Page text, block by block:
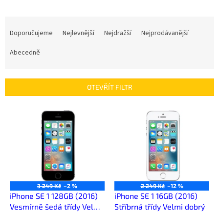
r
Doporučujeme Nejlevnější Nejdražší
Nejprodávanější
Abecedně
OTEVŘÍT FILTR
3 249 Kč –2 %
iPhone SE 1 128GB (2016)
Vesmírně šedá třídy Velmi
2 249 Kč –12 %
iPhone SE 1 16GB (2016)
Stříbrná třídy Velmi dobrý